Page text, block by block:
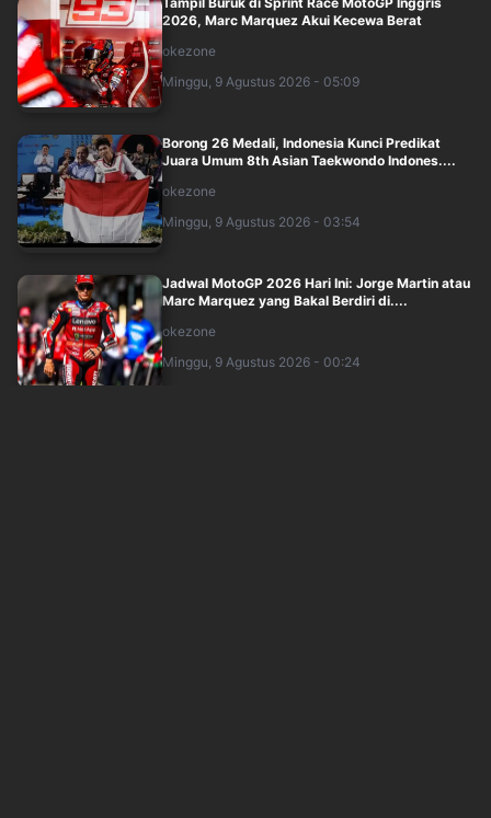
2026, Marc Marquez Akui Kecewa Berat
okezone
Minggu, 9 Agustus 2026 - 05:09
Borong 26 Medali, Indonesia Kunci Predikat
Juara Umum 8th Asian Taekwondo Indones....
okezone
Minggu, 9 Agustus 2026 - 03:54
Jadwal MotoGP 2026 Hari Ini: Jorge Martin atau
Marc Marquez yang Bakal Berdiri di....
okezone
Minggu, 9 Agustus 2026 - 00:24